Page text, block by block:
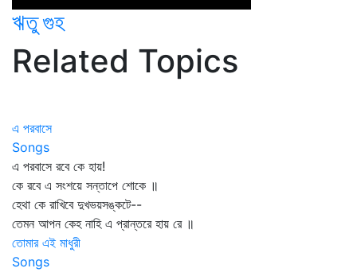
ঋতু গুহ
Related Topics
এ পরবাসে
Songs
এ পরবাসে রবে কে হায়!
কে রবে এ সংশয়ে সন্তাপে শোকে ॥
হেথা কে রাখিবে দুখভয়সঙ্কটে--
তেমন আপন কেহ নাহি এ প্রান্তরে হায় রে ॥
তোমার এই মাধুরী
Songs